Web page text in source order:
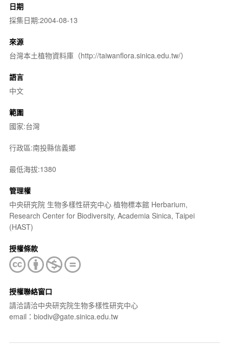
日期
採集日期:2004-08-13
來源
台灣本土植物資料庫（http://taiwanflora.sinica.edu.tw/）
語言
中文
範圍
國家:台灣
行政區:南投縣信義鄉
最低海拔:1380
管理權
中央研究院 生物多樣性研究中心 植物標本館 Herbarium,
Research Center for Biodiversity, Academia Sinica, Taipei
(HAST)
授權條款
授權聯絡窗口
請洽請洽中央研究院生物多樣性研究中心
email：biodiv@gate.sinica.edu.tw